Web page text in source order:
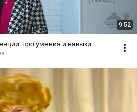
9:52
про умения и навыки